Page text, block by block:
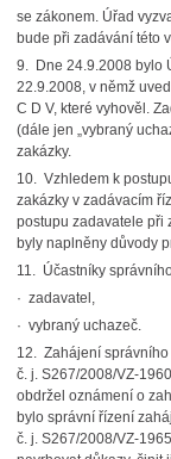
se zákonem. Úřad
bude při zadávání této
9. Dne 24.9.2008 bylo
22.9.2008, v němž
C D V, které vyhověl.
(dále jen „vybraný
zakázky.
10. Vzhledem k
zakázky v zadávacím
postupu zadavatele při
byly naplněny důvody
11. Účastníky
· zadavatel,
· vybraný uchazeč.
12. Zahájení
č. j. S267/2008/VZ-
obdržel oznámení o
bylo správní řízení
č. j. S267/2008/VZ-